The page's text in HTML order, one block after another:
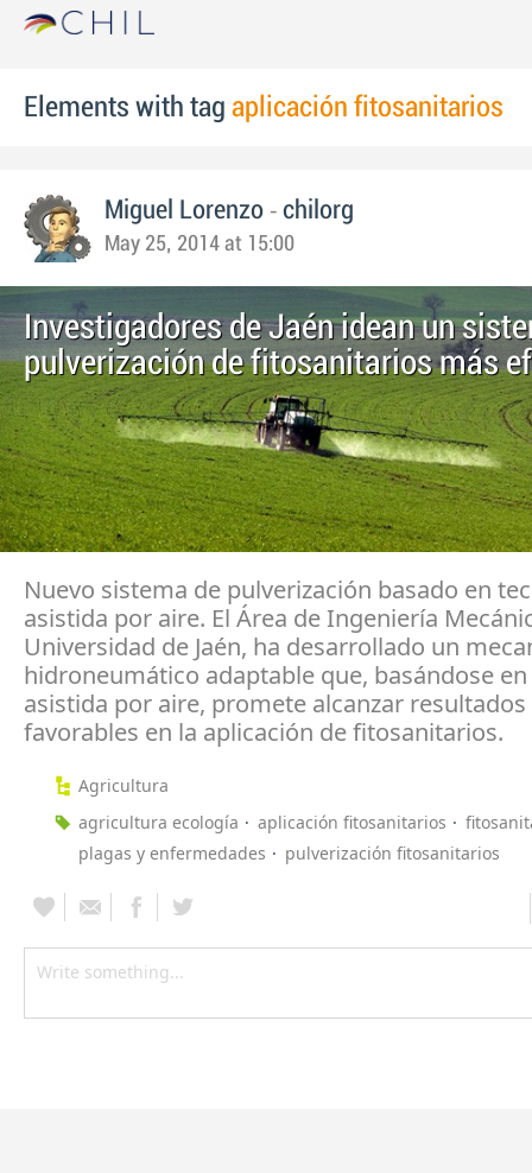
Elements with tag aplicación fitosanitarios
Miguel Lorenzo - chilorg
May 25, 2014 at 15:00
Investigadores de Jaén idean un
pulverización de fitosanitarios más
Nuevo sistema de pulverización basado en
asistida por aire. El Área de Ingeniería
Universidad de Jaén, ha desarrollado un
hidroneumático adaptable que, basándose
asistida por aire, promete alcanzar
favorables en la aplicación de fitosanitarios.
Agricultura
agricultura ecología
aplicación fitosanitarios
plagas y enfermedades
pulverización fitosanitarios